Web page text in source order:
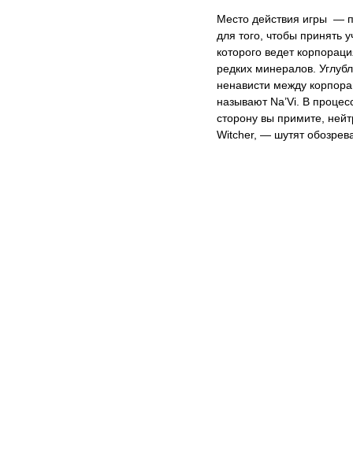
Место действия игры —
для того, чтобы принять
которого ведет
редких минералов.
ненависти между
называют Na’Vi. В
сторону вы примите,
Witcher, — шутят